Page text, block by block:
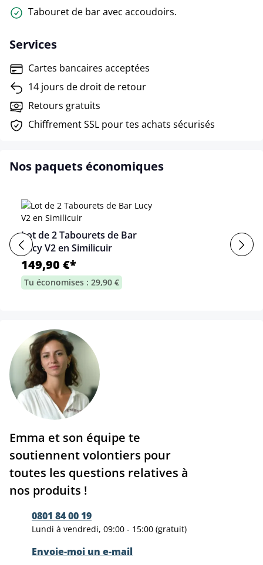
Tabouret de bar avec accoudoirs.
Services
Cartes bancaires acceptées
14 jours de droit de retour
Retours gratuits
Chiffrement SSL pour tes achats sécurisés
Nos paquets économiques
Lot de 2 Tabourets de Bar
Lucy V2 en Similicuir
149,90 €*
Tu économises : 29,90 €
Emma et son équipe te
soutiennent volontiers pour
toutes les questions relatives à
nos produits !
0801 84 00 19
Lundi à vendredi, 09:00 - 15:00 (gratuit)
Envoie-moi un e-mail